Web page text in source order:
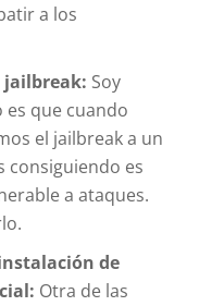
a los
jailbreak: Soy
es que cuando
el jailbreak a un
consiguiendo es
a ataques.
de
Otra de las